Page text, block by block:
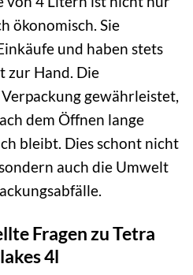
ökonomisch. Sie
und haben stets
zur Hand. Die
gewährleistet,
dem Öffnen lange
bleibt. Dies schont nicht
auch die Umwelt
Fragen zu Tetra
4l